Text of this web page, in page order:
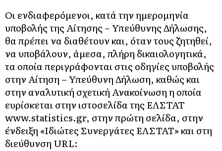
Οι ενδιαφερόμενοι, κατά την ημερομηνία
υποβολής της Αίτησης – Υπεύθυνης Δήλωσης,
θα πρέπει να διαθέτουν και, όταν τους ζητηθεί,
να υποβάλουν, άμεσα, πλήρη δικαιολογητικά,
τα οποία περιγράφονται στις οδηγίες υποβολής
στην Αίτηση – Υπεύθυνη Δήλωση, καθώς και
στην αναλυτική σχετική Ανακοίνωση η οποία
ευρίσκεται στην ιστοσελίδα της ΕΛΣΤΑΤ
www.statistics.gr, στην πρώτη σελίδα, στην
ένδειξη «Ιδιώτες Συνεργάτες ΕΛΣΤΑΤ» και στη
διεύθυνση URL: